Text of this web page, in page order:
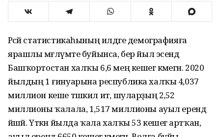
Рәсәй статистикаһының илдәге демографияға
ярашлы мәғлүмәте буйынса, бер йыл эсендә
Башҡортостан халҡы 6,6 мең кешегә кәмегән. 2020
йылдың 1 ғинуарына республика халҡы 4,037
миллион кеше тәшкил итә, шуларҙың 2,52
миллионы ҡалала, 1,517 миллионы ауыл ерендә
йәшәй. Үткән йылда ҡала халҡы 53 кешегә артҡан,